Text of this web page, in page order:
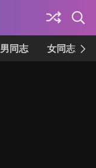
男同志 女同志